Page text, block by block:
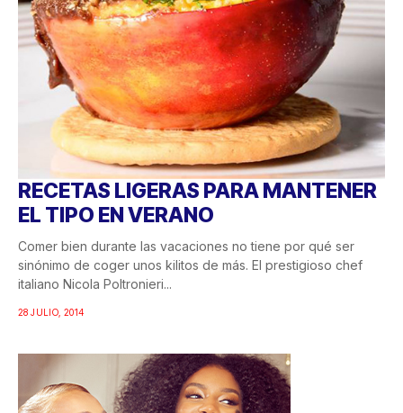
RECETAS LIGERAS PARA MANTENER
EL TIPO EN VERANO
Comer bien durante las vacaciones no tiene por qué ser
sinónimo de coger unos kilitos de más. El prestigioso chef
italiano Nicola Poltronieri...
28 JULIO, 2014